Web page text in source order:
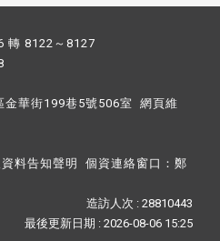
轉 8122～8127
華街199巷5號506室 網頁維
料告知聲明 個資連絡窗口： 鄭
造訪人次 : 28810443
最後更新日期 :2026-08-06 15:25